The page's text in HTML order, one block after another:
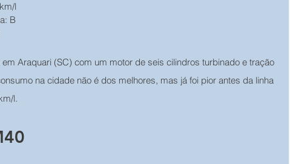
l
B
Araquari (SC) com um motor de seis cilindros turbinado e tração
na cidade não é dos melhores, mas já foi pior antes da linha
l.